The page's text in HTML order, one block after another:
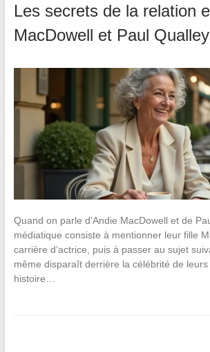
Les secrets de la relation
MacDowell et Paul
Quand on parle d’Andie MacDowell et de
médiatique consiste à mentionner leur fille
carrière d’actrice, puis à passer au sujet
même disparaît derrière la célébrité de
histoire…